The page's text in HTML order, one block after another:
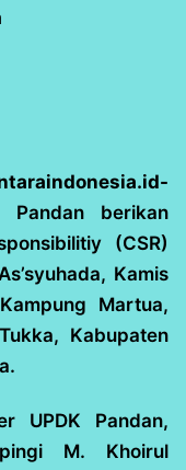
Pandan berikan
(CSR)
Kamis
Martua,
Kabupaten
UPDK Pandan,
M. Khoirul